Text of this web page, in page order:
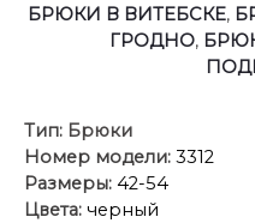
БРЮКИ В ВИТЕБСКЕ,
ГРОДНО,
Тип: Брюки
Номер модели: 3312
Размеры: 42-54
Цвета: черный